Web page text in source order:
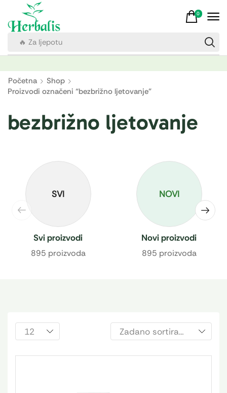
🔥 Za ljepotu
0
Početna
Shop
Proizvodi označeni “bezbrižno ljetovanje”
bezbrižno ljetovanje
SVI
Svi proizvodi
895 proizvoda
NOVI
Novi proizvodi
895 proizvoda